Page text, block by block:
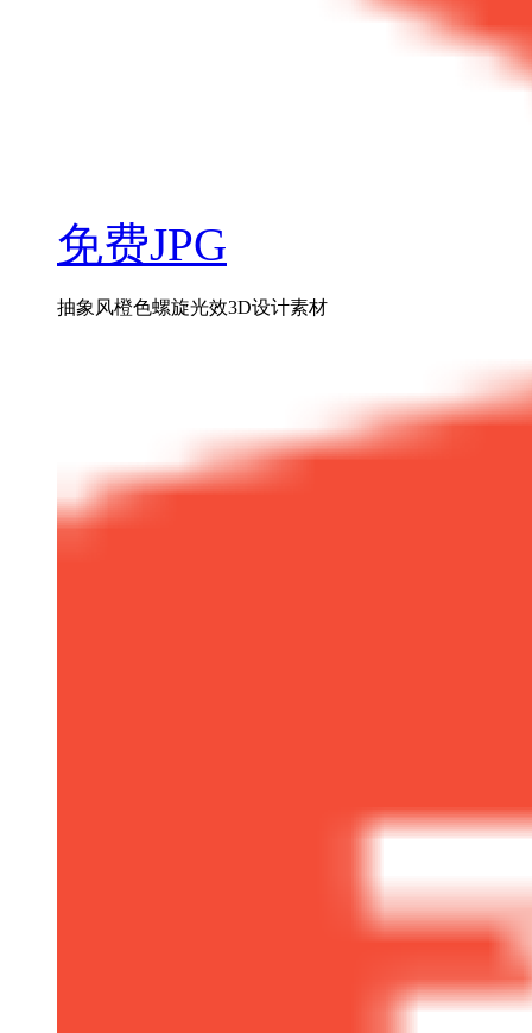
免费JPG
抽象风橙色螺旋光效3D设计素材